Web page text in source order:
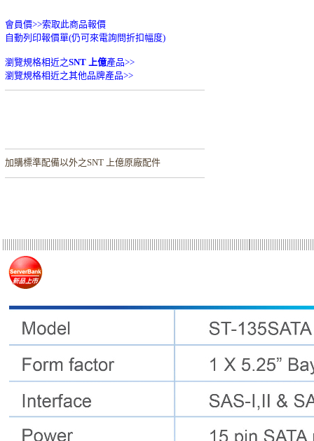
會員價>>索取此商品報價
自動列印報價單(仍可來電詢問折扣幅度)
瀏覽規格相近之SNT 上億產品>>
瀏覽規格相近之其他品牌產品>>
加購標準配備以外之SNT 上億原廠配件